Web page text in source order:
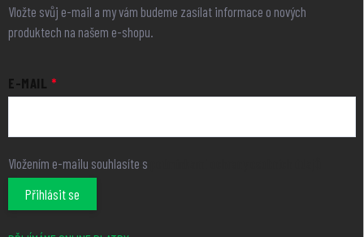
Vložte svůj e-mail a my vám budeme zasílat informace o nových
produktech na našem e-shopu.
E-MAIL
Vložením e-mailu souhlasíte s
Přihlásit se